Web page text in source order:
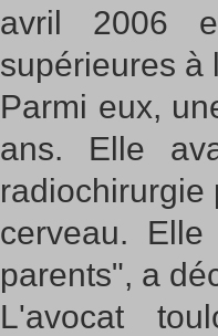
avril 2006
supérieures à
Parmi eux,
ans. Elle
radiochirurgie
cerveau.
parents", a
L'avocat